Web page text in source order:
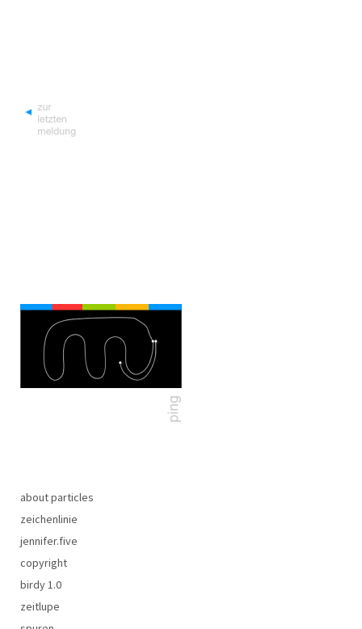
about particles
zeichenlinie
jennifer.five
copyright
birdy 1.0
zeitlupe